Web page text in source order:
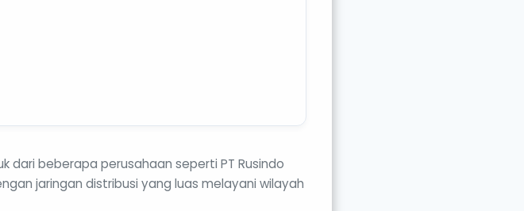
dari beberapa perusahaan seperti PT Rusindo
jaringan distribusi yang luas melayani wilayah